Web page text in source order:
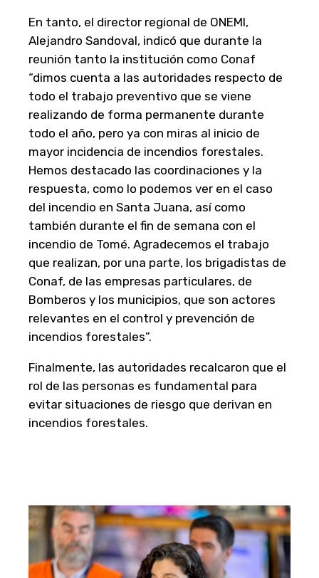
En tanto, el director regional de ONEMI,
Alejandro Sandoval, indicó que durante la
reunión tanto la institución como Conaf
“dimos cuenta a las autoridades respecto de
todo el trabajo preventivo que se viene
realizando de forma permanente durante
todo el año, pero ya con miras al inicio de
mayor incidencia de incendios forestales.
Hemos destacado las coordinaciones y la
respuesta, como lo podemos ver en el caso
del incendio en Santa Juana, así como
también durante el fin de semana con el
incendio de Tomé. Agradecemos el trabajo
que realizan, por una parte, los brigadistas de
Conaf, de las empresas particulares, de
Bomberos y los municipios, que son actores
relevantes en el control y prevención de
incendios forestales”.
Finalmente, las autoridades recalcaron que el
rol de las personas es fundamental para
evitar situaciones de riesgo que derivan en
incendios forestales.